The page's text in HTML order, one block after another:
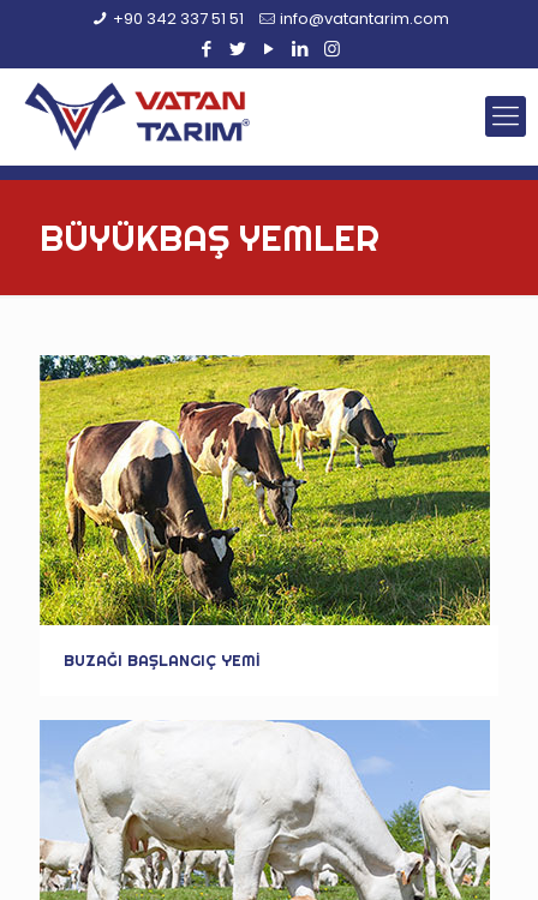
+90 342 337 51 51 info@vatantarim.com
BÜYÜKBAŞ YEMLER
BUZAĞI BAŞLANGIÇ YEMİ